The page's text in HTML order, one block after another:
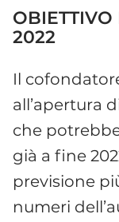
OBIETTIVO
2022
Il
all’apertura
che
già a fine
previsione
numeri